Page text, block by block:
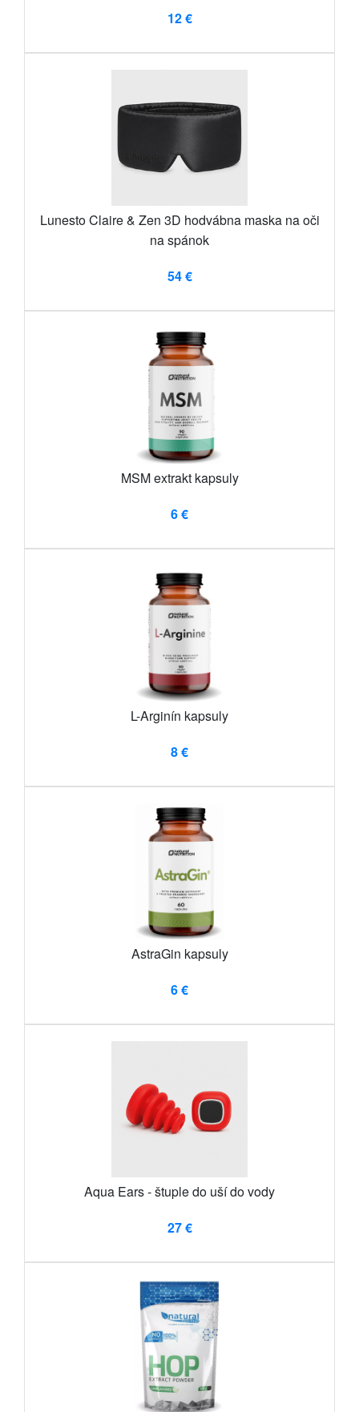
12 €
Lunesto Claire & Zen 3D hodvábna maska ​​na oči
na spánok
54 €
MSM extrakt kapsuly
6 €
L-Arginín kapsuly
8 €
AstraGin kapsuly
6 €
Aqua Ears - štuple do uší do vody
27 €